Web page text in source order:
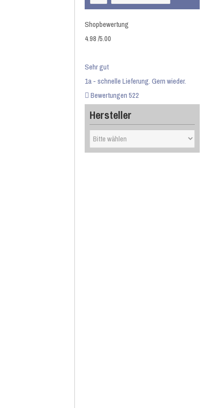
Shopbewertung
4.98/5.00
Sehr gut
1a - schnelle Lieferung. Gern wieder.
Bewertungen 522
Hersteller